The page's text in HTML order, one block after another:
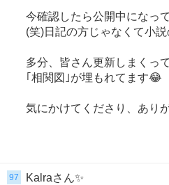
今確認したら公開中になっ
(笑)日記の方じゃなくて小
多分、皆さん更新しまくっ
｢相関図｣が埋もれてます😂
気にかけてくださり、あり
97
Kalraさん✨